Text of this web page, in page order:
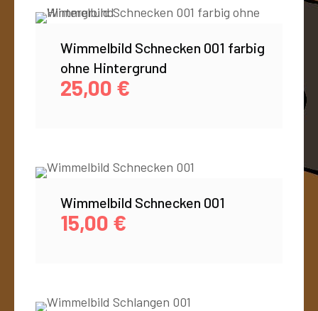
Wimmelbild Schnecken 001 farbig
ohne Hintergrund
25,00 €
Wimmelbild Schnecken 001
15,00 €